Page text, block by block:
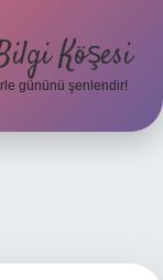
Köşesi
gününü şenlendir!